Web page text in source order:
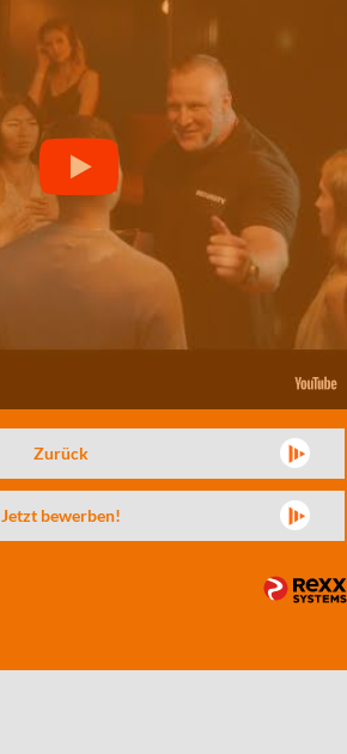
Zurück
Jetzt bewerben!